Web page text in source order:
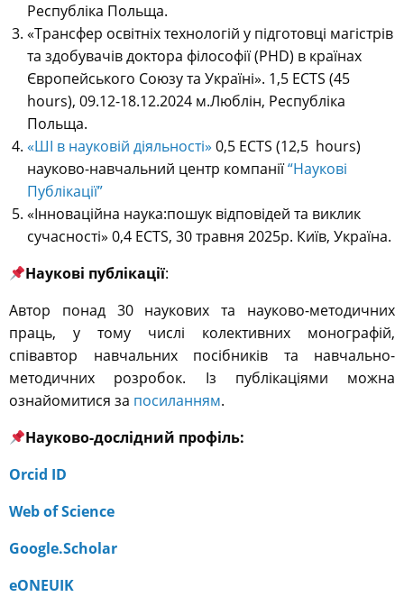
Республіка Польща.
«Трансфер освітніх технологій у підготовці магістрів
та здобувачів доктора філософії (PHD) в країнах
Європейського Союзу та Україні». 1,5 ECTS (45
hours), 09.12-18.12.2024 м.Люблін, Республіка
Польща.
«ШІ в науковій діяльності» 0,5 ECTS (12,5 hours)
науково-навчальний центр компанії“Наукові
Публікації”
«Інноваційна наука:пошук відповідей та виклик
сучасності» 0,4 ECTS, 30 травня 2025р. Київ, Україна.
Наукові публікації:
Автор понад 30 наукових та науково-методичних
праць, у тому числі колективних монографій,
співавтор навчальних посібників та навчально-
методичних розробок. Із публікаціями можна
ознайомитися за посиланням.
Науково-дослідний профіль:
Orcid ID
Web of Science
Google.Scholar
eONEUIK